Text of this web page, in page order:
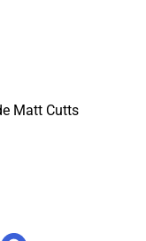
Matt Cutts